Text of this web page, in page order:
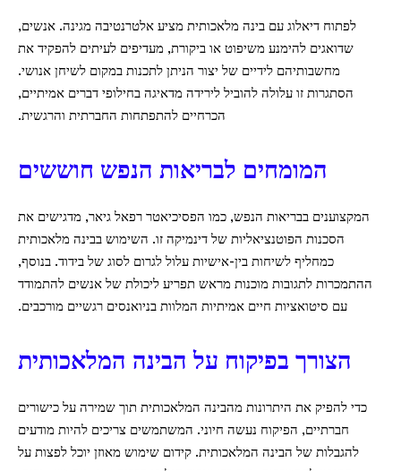
לפתוח דיאלוג עם בינה מלאכותית מציע אלטרנטיבה מגינה. אנשים,
שדואגים להימנע משיפוט או ביקורת, מעדיפים לעיתים להפקיד את
מחשבותיהם לידיים של יצור הניתן לתכנות במקום לשיחן אנושי.
הסתגרות זו עלולה להוביל לירידה מדאיגה בחילופי דברים אמיתיים,
הכרחיים להתפתחות החברתית והרגשית.
המומחים לבריאות הנפש חוששים
המקצוענים בבריאות הנפש, כמו הפסיכיאטר רפאל גיאר, מדגישים את
הסכנות הפוטנציאליות של דינמיקה זו. השימוש בבינה מלאכותית
כמחליף לשיחות בין-אישיות עלול לגרום לסוג של בידוד. בנוסף,
ההתמכרות לתגובות מוכנות מראש תפריע ליכולת של אנשים להתמודד
עם סיטואציות חיים אמיתיות המלוות בניואנסים רגשיים מורכבים.
הצורך בפיקוח על הבינה המלאכותית
כדי להפיק את היתרונות מהבינה המלאכותית תוך שמירה על כישורים
חברתיים, הפיקוח נעשה חיוני. המשתמשים צריכים להיות מודעים
להגבלות של הבינה המלאכותית. קידום שימוש מאוזן יוכל לפצות על